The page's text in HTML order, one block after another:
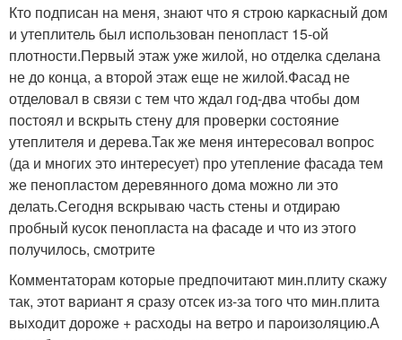
Кто подписан на меня, знают что я строю каркасный дом
и утеплитель был использован пенопласт 15-ой
плотности.Первый этаж уже жилой, но отделка сделана
не до конца, а второй этаж еще не жилой.Фасад не
отделовал в связи с тем что ждал год-два чтобы дом
постоял и вскрыть стену для проверки состояние
утеплителя и дерева.Так же меня интересовал вопрос
(да и многих это интересует) про утепление фасада тем
же пенопластом деревянного дома можно ли это
делать.Сегодня вскрываю часть стены и отдираю
пробный кусок пенопласта на фасаде и что из этого
получилось, смотрите
Комментаторам которые предпочитают мин.плиту скажу
так, этот вариант я сразу отсек из-за того что мин.плита
выходит дороже + расходы на ветро и пароизоляцию.А